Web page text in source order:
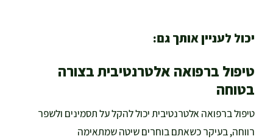
יכול לעניין אותך גם:
טיפול ברפואה אלטרנטיבית בצורה
בטוחה
טיפול ברפואה אלטרנטיבית יכול להקל על תסמינים ולשפר
רווחה, בעיקר כשאתם בוחרים שיטה שמתאימה